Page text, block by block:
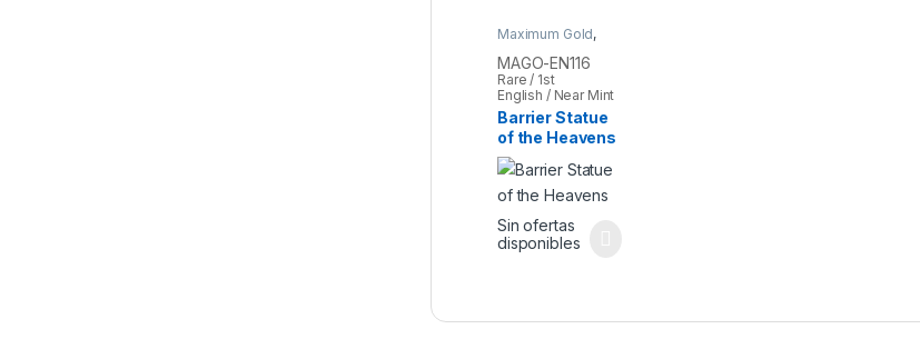
Maximum Gold,
MAGO-EN116
Rare / 1st
English / Near Mint
Barrier Statue
of the Heavens
Sin ofertas
disponibles